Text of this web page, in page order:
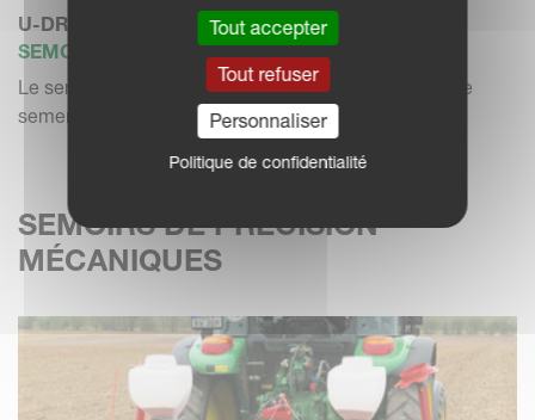
U-DRILL PLUS 6001
SEMOIR COMBINÉ
Le semoir rapide trainé réalise la préparation du lit de
semences, le...
SEMOIRS DE PRÉCISION
MÉCANIQUES
Tout accepter
Tout refuser
Personnaliser
Politique de confidentialité